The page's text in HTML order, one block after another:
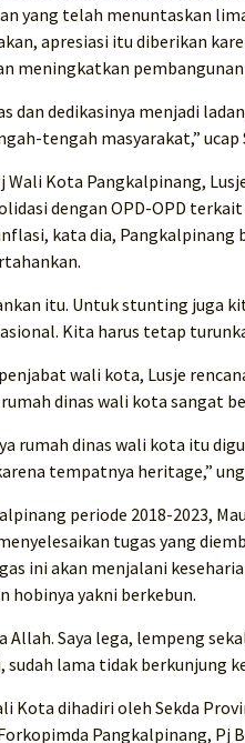
yang telah menuntaskan
apresiasi itu diberikan
meningkatkan
dan dedikasinya menjadi
tengah masyarakat,” ucap
Wali Kota Pangkalpinang,
dengan OPD-OPD
kata dia, Pangkalpinang
itu. Untuk stunting juga
Kita harus tetap
wali kota, Lusje
dinas wali kota sangat
rumah dinas wali kota itu
tempatnya heritage,”
periode 2018-2023,
tugas yang
ini akan menjalani
hobinya yakni berkebun.
Allah. Saya lega, lempeng
lama tidak berkunjung
Kota dihadiri oleh Sekda
Pangkalpinang, Pj